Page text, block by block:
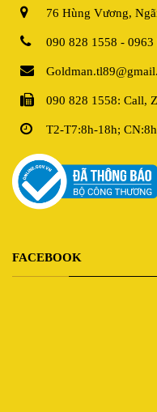
76 Hùng Vương,
090 828 1558 - 0963
090 828 1558: Call,
T2-T7:8h-18h;
FACEBOOK